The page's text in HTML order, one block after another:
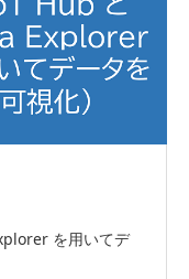
を用いてデ